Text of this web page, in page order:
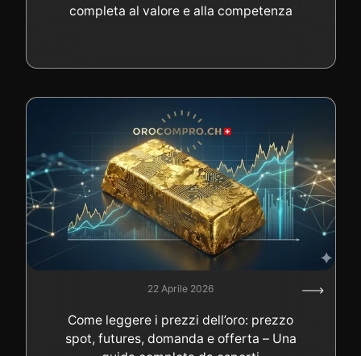
completa al valore e alla competenza
22 Aprile 2026
Come leggere i prezzi dell’oro: prezzo
spot, futures, domanda e offerta – Una